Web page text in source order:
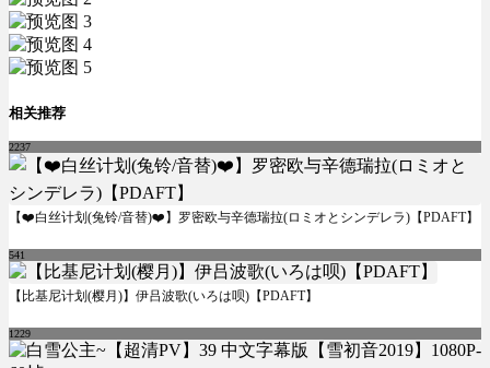
相关推荐
2237
【❤️白丝计划(兔铃/音替)❤️】罗密欧与辛德瑞拉(ロミオとシンデレラ)【PDAFT】
541
【比基尼计划(樱月)】伊吕波歌(いろは呗)【PDAFT】
1229